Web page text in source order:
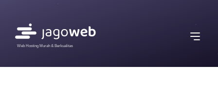
Web Hosting Murah & Berkualitas